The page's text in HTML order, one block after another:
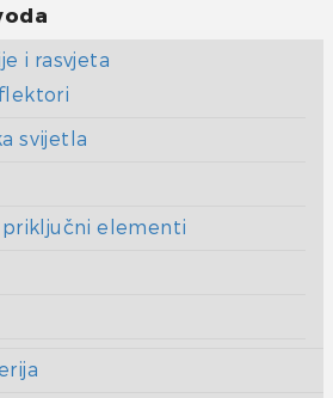
i rasvjeta
svijetla
elementi